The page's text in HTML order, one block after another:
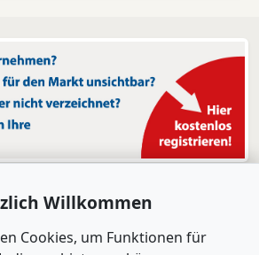
Willkommen
Cookies, um Funktionen für